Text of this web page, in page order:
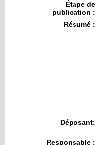
Étape de
publication :
Résumé :
Déposant:
Responsable :